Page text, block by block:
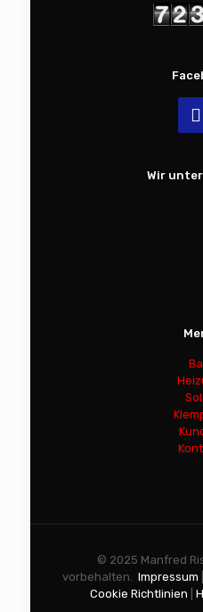
Wir
© 2025 Manfred
vorbehalten. Impressum
Cookie Richtlinien